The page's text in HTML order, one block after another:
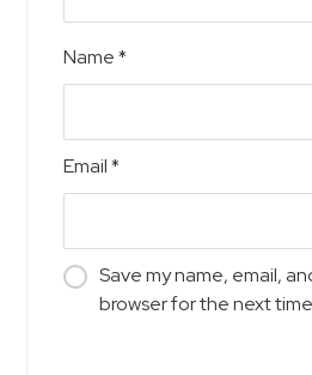
Name*
Email*
Save my name, email,
browser for the next